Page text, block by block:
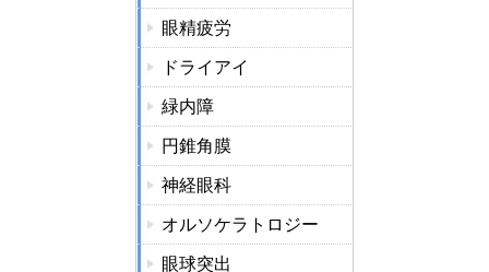
眼精疲労
ドライアイ
緑内障
円錐角膜
神経眼科
オルソケラトロジー
眼球突出